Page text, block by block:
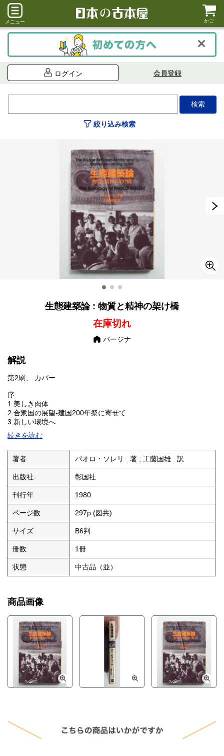
メニュー かご
ログイン 会員登録
絞り込み検索
生態建築論 : 物質と精神の架け橋
在庫切れ
パージナ
解説
第2刷、 カバー
序
1 美しき肉体
2 合衆国の展望-建国200年祭に寄せて
3 新しい環境へ
4 アーコロジーとは何か？
5 機能は形態に従う
6 悲しきクラフトマン
7 アーコロジーを越えて
8 カナダに道はあるか？
9 生成か擬成か
10 美か趣味か
11 人間と差別
12 身心相関
13 ブルドーザー人間
14 彫刻地球
15 自然に還れ？
16 不毛地帯の内と外
17 静かなる食欲
18 エントロピーとしての汚染
19 二次元からの脱出
20 消えた目的地
23 アメリカからのアメリカ人の撤退
25 神の都市
・宇宙と人間のあいだ-生成する都市のヴィジョン 瀬尾文彰
謝辞 工藤国雄
続きを読む
著者 パオロ・ソレリ : 著 ; 工藤国雄 : 訳
出版社 彰国社
刊行年 1980
ページ数 297p (図共)
サイズ B6判
冊数 1冊
状態 中古品（並）
商品画像